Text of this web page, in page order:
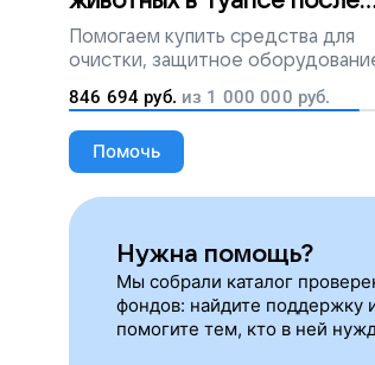
разлива мазута
Помогаем купить средства для
очистки, защитное
лекарства, корм и предметы
необходимости
846 694 руб. из 1 000 000 руб.
Помочь
Нужна помощь?
Мы собрали каталог
фондов: найдите поддержку
помогите тем, кто в ней